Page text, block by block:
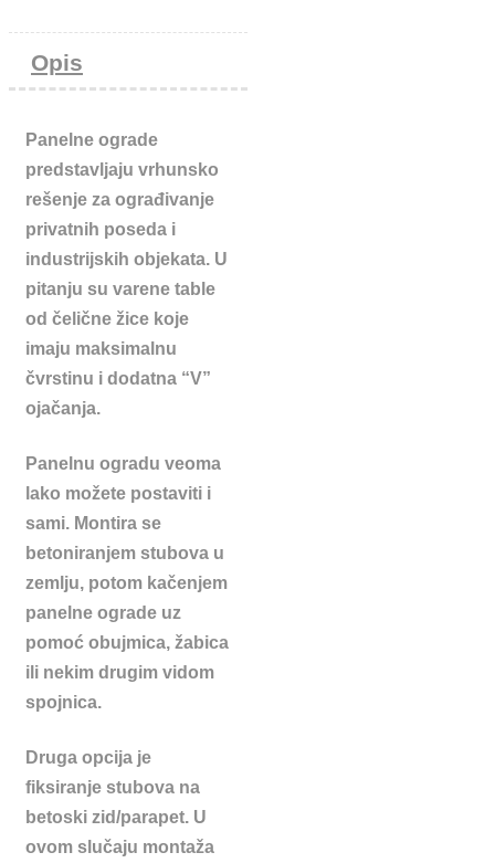
Opis
Panelne ograde
predstavljaju vrhunsko
rešenje za ograđivanje
privatnih poseda i
industrijskih objekata. U
pitanju su varene table
od čelične žice koje
imaju maksimalnu
čvrstinu i dodatna “V”
ojačanja.
Panelnu ogradu veoma
lako možete postaviti i
sami. Montira se
betoniranjem stubova u
zemlju, potom kačenjem
panelne ograde uz
pomoć obujmica, žabica
ili nekim drugim vidom
spojnica.
Druga opcija je
fiksiranje stubova na
betoski zid/parapet. U
ovom slučaju montaža